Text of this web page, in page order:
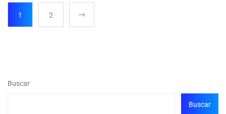
1 2
Buscar
Buscar